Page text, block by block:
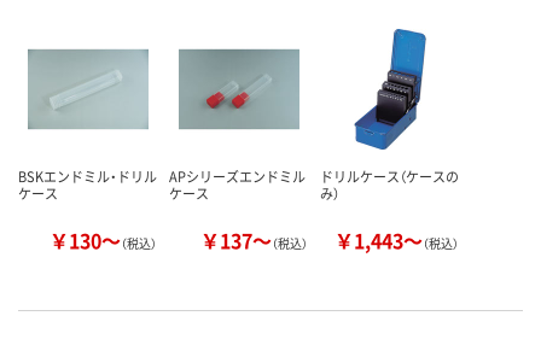
BSKエンドミル・ドリル
ケース
￥130～（税込）
APシリーズエンドミル
ケース
￥137～（税込）
ドリルケース（ケースの
み）
￥1,443～（税込）